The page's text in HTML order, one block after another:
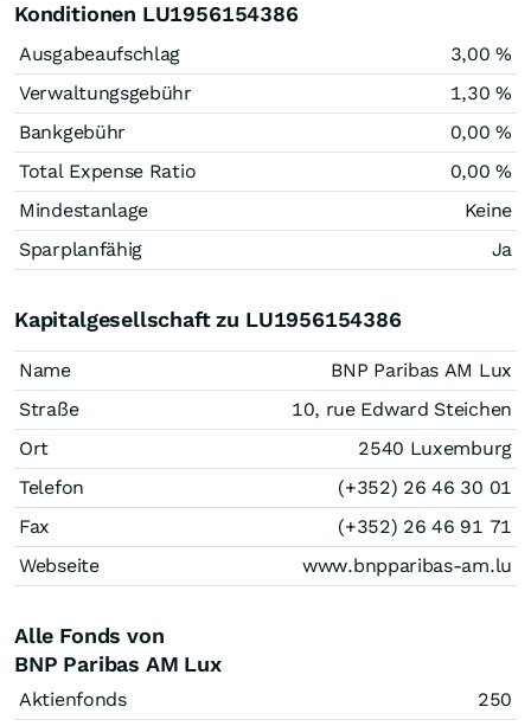
Konditionen LU1956154386
Ausgabeaufschlag
3,00 %
Verwaltungsgebühr
1,30 %
Bankgebühr
0,00 %
Total Expense Ratio
0,00 %
Mindestanlage
Keine
Sparplanfähig
Ja
Kapitalgesellschaft zu LU1956154386
Name
BNP Paribas AM Lux
Straße
10, rue Edward Steichen
Ort
2540 Luxemburg
Telefon
(+352) 26 46 30 01
Fax
(+352) 26 46 91 71
Webseite
www.bnpparibas-am.lu
Alle Fonds von
BNP Paribas AM Lux
Aktienfonds
250